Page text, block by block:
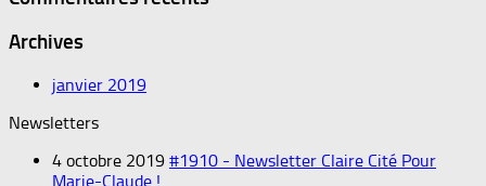
Archives
janvier 2019
Newsletters
4 octobre 2019 #1910 - Newsletter Claire Cité Pour
Marie-Claude !